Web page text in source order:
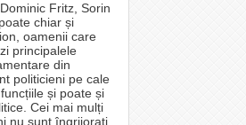
Fritz, Sorin
chiar și
oamenii care
principalele
din
politicieni pe cale
și poate și
Cei mai mulți
nu sunt îngrijorați